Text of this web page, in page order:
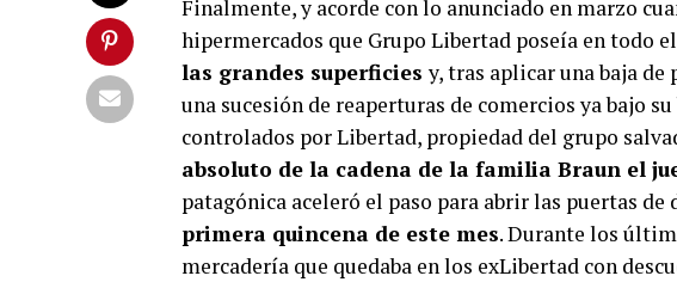
Finalmente, y acorde con lo anunciado en marzo
hipermercados que Grupo Libertad poseía en todo
las grandes superficiesy, tras aplicar una baja de
una sucesión de reaperturas de comercios ya bajo
controlados por Libertad, propiedad del grupo
absoluto de la cadena de la familia Braun el
patagónica aceleró el paso para abrir las puertas de
primera quincena de este mes. Durante los
mercadería que quedaba en los exLibertad con